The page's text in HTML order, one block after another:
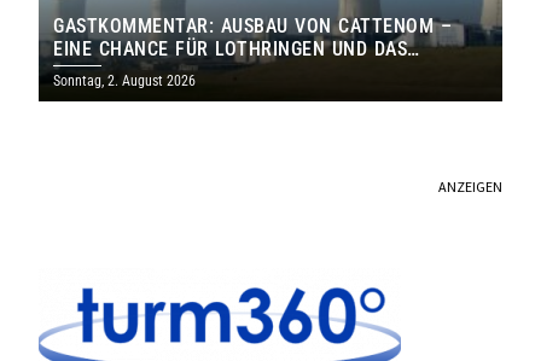
GASTKOMMENTAR: AUSBAU VON CATTENOM –
EINE CHANCE FÜR LOTHRINGEN UND DAS
SAARLAND
Sonntag, 2. August 2026
ANZEIGEN